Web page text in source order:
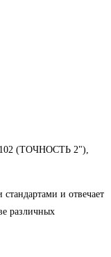
(ТОЧНОСТЬ 2"),
и отвечает
различных